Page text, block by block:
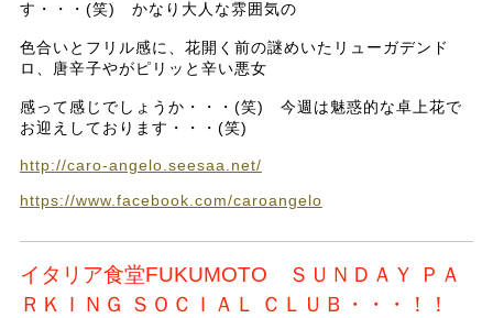
す・・・(笑) かなり大人な雰囲気の
色合いとフリル感に、花開く前の謎めいたリューガデンド
ロ、唐辛子やがピリッと辛い悪女
感って感じでしょうか・・・(笑) 今週は魅惑的な卓上花で
お迎えしております・・・(笑)
http://caro-angelo.seesaa.net/
https://www.facebook.com/caroangelo
イタリア食堂FUKUMOTO ＳＵＮＤＡＹ ＰＡ
ＲＫＩＮＧ ＳＯＣＩＡＬ ＣＬＵＢ・・・！！